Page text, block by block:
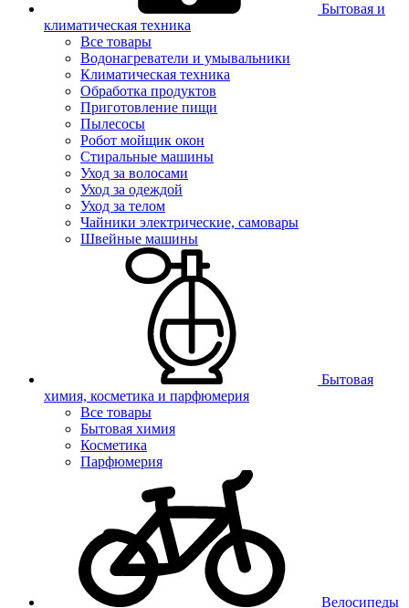
Бытовая и
климатическая техника
Все товары
Водонагреватели и умывальники
Климатическая техника
Обработка продуктов
Приготовление пищи
Пылесосы
Робот мойщик окон
Стиральные машины
Уход за волосами
Уход за одеждой
Уход за телом
Чайники электрические, самовары
Швейные машины
Бытовая
химия, косметика и парфюмерия
Все товары
Бытовая химия
Косметика
Парфюмерия
Велосипеды